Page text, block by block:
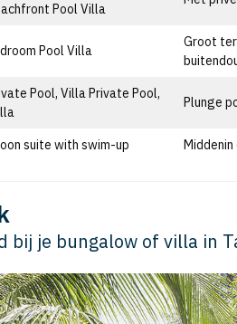
Pool Villa
Pool Villa
Groot
Pool, Villa Private Pool,
Plunge
suite with swim-up
bij je bungalow of villa in